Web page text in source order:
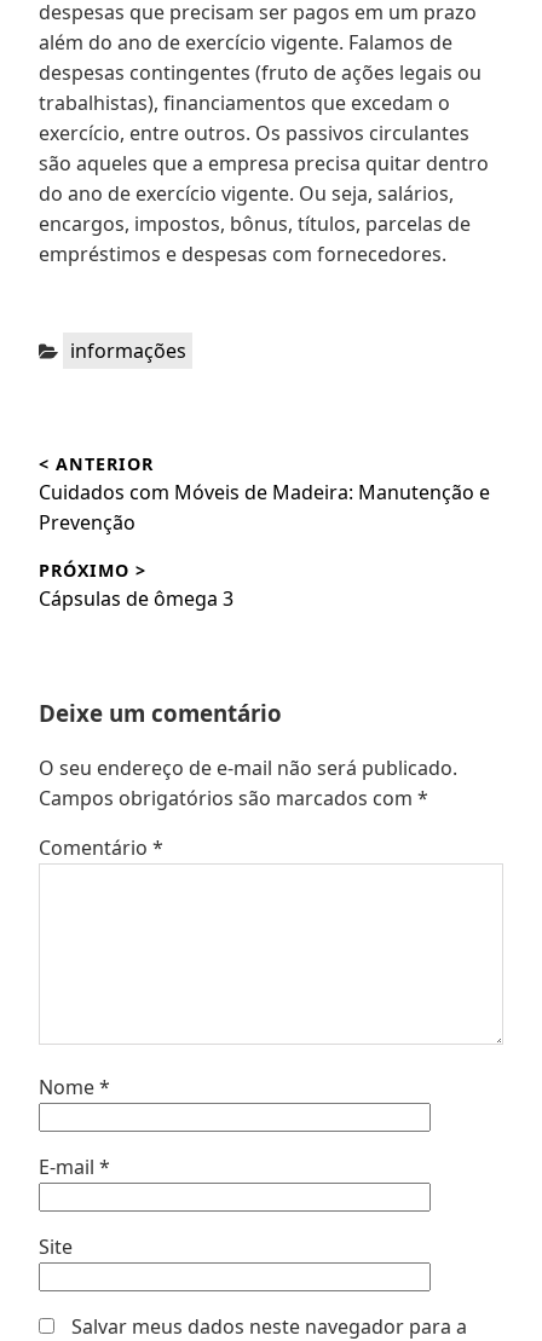
despesas que precisam ser pagos em um prazo
além do ano de exercício vigente. Falamos de
despesas contingentes (fruto de ações legais ou
trabalhistas), financiamentos que excedam o
exercício, entre outros. Os passivos circulantes
são aqueles que a empresa precisa quitar dentro
do ano de exercício vigente. Ou seja, salários,
encargos, impostos, bônus, títulos, parcelas de
empréstimos e despesas com fornecedores.
Categorias:
informações
de
Post
< ANTERIOR
Post
anterior:
Cuidados com Móveis de Madeira: Manutenção e
Prevenção
PRÓXIMO >
Próximo
Cápsulas de ômega 3
Deixe um comentário
O seu endereço de e-mail não será publicado.
Campos obrigatórios são marcados com *
Comentário *
Nome*
E-mail *
Site
Salvar meus dados neste navegador para a